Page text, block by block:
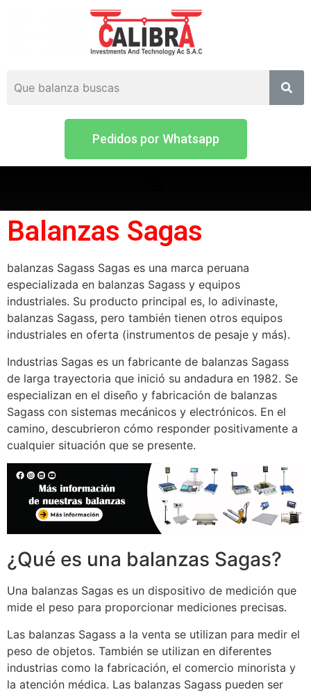
Pedidos por Whatsapp
Balanzas Sagas
balanzas Sagass Sagas es una marca peruana
especializada en balanzas Sagass y equipos
industriales. Su producto principal es, lo adivinaste,
balanzas Sagass, pero también tienen otros equipos
industriales en oferta (instrumentos de pesaje y más).
Industrias Sagas es un fabricante de balanzas Sagass
de larga trayectoria que inició su andadura en 1982. Se
especializan en el diseño y fabricación de balanzas
Sagass con sistemas mecánicos y electrónicos. En el
camino, descubrieron cómo responder positivamente a
cualquier situación que se presente.
¿Qué es una balanzas Sagas?
Una balanzas Sagas es un dispositivo de medición que
mide el peso para proporcionar mediciones precisas.
Las balanzas Sagass a la venta se utilizan para medir el
peso de objetos. También se utilizan en diferentes
industrias como la fabricación, el comercio minorista y
la atención médica. Las balanzas Sagass pueden ser